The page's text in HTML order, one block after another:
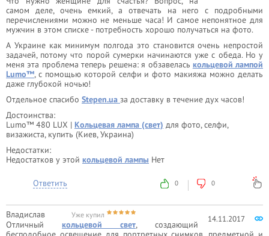
самом деле, очень емкий, а отвечать на него с подробными
перечислениями можно не меньше часа! И самое непонятное для
мужчин в этом списке - потребность хорошо получаться на фото.
А Украине как минимум полгода это становится очень непростой
задачей, потому что порой сумерки начинаются уже с обеда. Но у
меня эта проблема теперь решена: я обзавелась кольцевой лампой
Lumo™, с помощью которой селфи и фото макияжа можно делать
даже глубокой ночью!
Отдельное спасибо Stepen.ua за доставку в течение дух часов!
Достоинства:
Lumo™ 480 LUX | Кольцевая лампа (свет) для фото, селфи,
визажиста, купить (Киев, Украина)
Недостатки:
Недостатков у этой кольцевой лампы Нет
Ответить 0 0
14.11.2017
Владислав Уже купил
Отличный кольцевой свет, создающий